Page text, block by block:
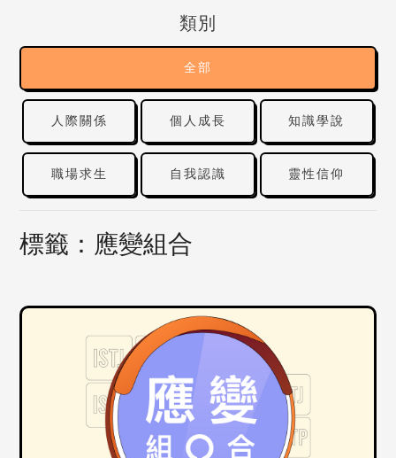
類別
全部
人際關係 個人成長 知識學說
職場求生 自我認識 靈性信仰
標籤：應變組合